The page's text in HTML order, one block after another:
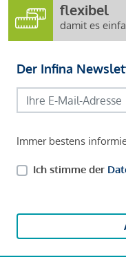
flexibel
damit es
Der Infina
Immer bestens
Ich stimme der